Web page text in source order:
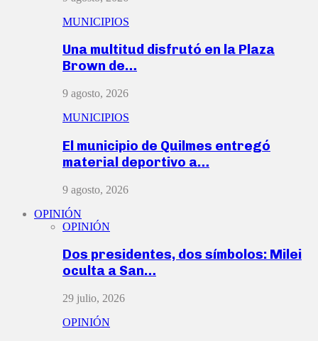
MUNICIPIOS
Una multitud disfrutó en la Plaza
Brown de…
9 agosto, 2026
MUNICIPIOS
El municipio de Quilmes entregó
material deportivo a…
9 agosto, 2026
OPINIÓN
OPINIÓN
Dos presidentes, dos símbolos: Milei
oculta a San…
29 julio, 2026
OPINIÓN